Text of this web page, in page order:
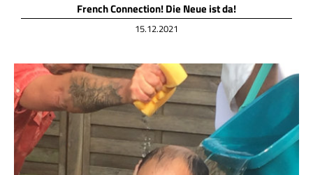
French Connection! Die Neue ist da!
15.12.2021